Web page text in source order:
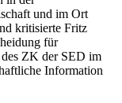
und im Ort
kritisierte Fritz
für
ZK der SED im
Information